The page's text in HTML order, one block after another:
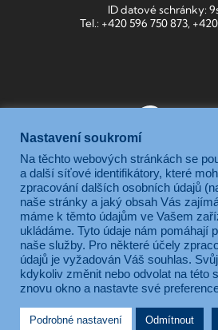
ID datové schránky:
Tel.: +420 596 750 873,
Gymnázium, Ostrava-Zábřeh,
organizací zřizovanou
Nastavení soukromí
Na těchto webových stránkách se
a další síťové identifikátory, které
zpracování dalších osobních údajů
naše stránky a jaký obsah Vás
máme k těmto údajům ve Vašem
ukládáme. Tyto údaje nám pomáhají
naše služby. Pro některé účely
údajů je vyžadován Váš souhlas.
kdykoliv změnit nebo odvolat na této
znovu okno a nastavte své
Podrobné nastavení Odmítnout